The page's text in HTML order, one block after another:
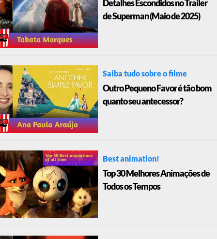
Detalhes Escondidos no Trailer
de Superman (Maio de 2025)
Saiba tudo sobre o filme
Outro Pequeno Favor é tão bom
quanto seu antecessor?
Best animation!
Top 30 Melhores Animações de
Todos os Tempos